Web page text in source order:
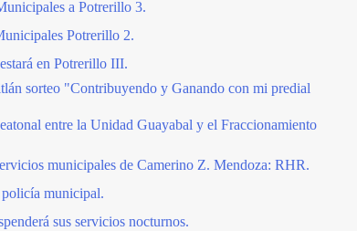
a Potrerillo 3.
Potrerillo 2.
en Potrerillo III.
sorteo "Contribuyendo y Ganando con mi predial
entre la Unidad Guayabal y el Fraccionamiento
municipales de Camerino Z. Mendoza: RHR.
municipal.
sus servicios nocturnos.